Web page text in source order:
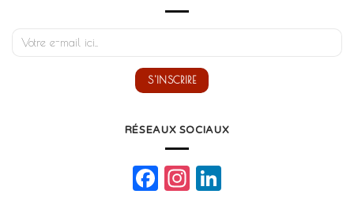
RÉSEAUX SOCIAUX
Facebook
Instagram